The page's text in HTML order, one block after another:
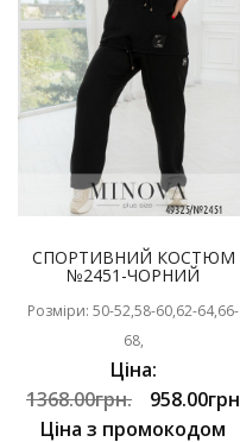
СПОРТИВНИЙ КОСТЮМ
№2451-ЧОРНИЙ
Розміри: 50-52,58-60,62-64,66-
68,
Ціна:
1368.00грн.
958.00грн
Ціна з промокодом